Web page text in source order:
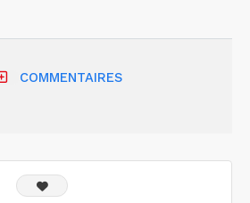
COMMENTAIRES